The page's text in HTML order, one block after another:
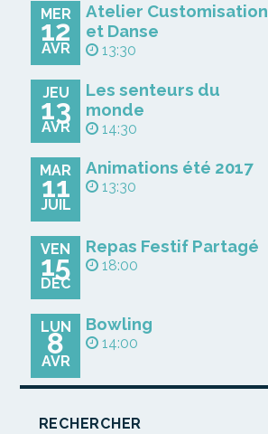
MER
12
AVR
Atelier Customisation
et Danse
13:30
JEU
13
AVR
Les senteurs du
monde
14:30
MAR
11
JUIL
Animations été 2017
13:30
VEN
15
DÉC
Repas Festif Partagé
18:00
LUN
8
AVR
Bowling
14:00
RECHERCHER